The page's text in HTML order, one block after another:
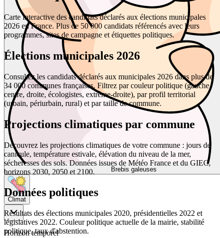
Brebis galeuses
Climat
Horizon temporel
Carte interactive des candidats déclarés aux élections municipales
2026 en France. Plus de 50 000 candidats référencés avec leurs
programmes, sites de campagne et étiquettes politiques.
Élections municipales 2026
Consultez les candidats déclarés aux municipales 2026 dans plus de
34 000 communes françaises. Filtrez par couleur politique (gauche,
centre, droite, écologistes, extrême-droite), par profil territorial
(urbain, périurbain, rural) et par taille de commune.
Projections climatiques par commune
Découvrez les projections climatiques de votre commune : jours de
canicule, température estivale, élévation du niveau de la mer,
sécheresses des sols. Données issues de Météo France et du GIEC,
horizons 2030, 2050 et 2100.
Données politiques
Résultats des élections municipales 2020, présidentielles 2022 et
législatives 2022. Couleur politique actuelle de la mairie, stabilité
politique, taux d'abstention.